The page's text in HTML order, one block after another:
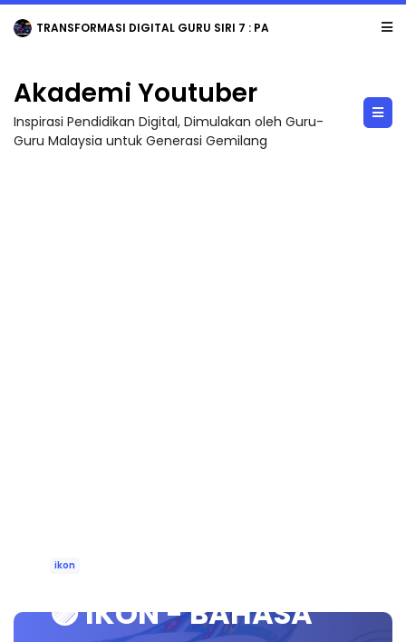
TRANSFORMASI DIGITAL GURU SIRI 7 : PAHLAWAN DIGITAL PENYELAMAT DUNIA
Akademi Youtuber
Inspirasi Pendidikan Digital, Dimulakan oleh Guru-
Guru Malaysia untuk Generasi Gemilang
ikon
🟣 IKON - BAHASA